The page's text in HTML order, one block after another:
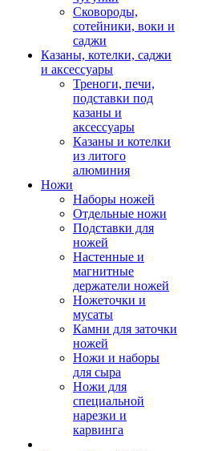
Сковороды,
сотейники, воки и
саджи
Казаны, котелки, саджи
и аксессуары
Треноги, печи,
подставки под
казаны и
аксессуары
Казаны и котелки
из литого
алюминия
Ножи
Наборы ножей
Отдельные ножи
Подставки для
ножей
Настенные и
магнитные
держатели ножей
Ножеточки и
мусаты
Камни для заточки
ножей
Ножи и наборы
для сыра
Ножи для
специальной
нарезки и
карвинга